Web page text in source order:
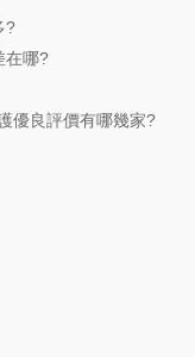
?
在哪?
優良評價有哪幾家?